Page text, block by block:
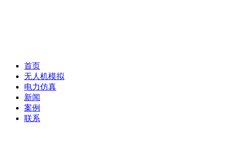
首页
无人机模拟
电力仿真
新闻
案例
联系